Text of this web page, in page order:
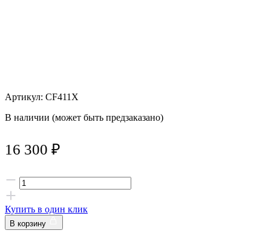
Артикул: CF411X
В наличии (может быть предзаказано)
16 300 ₽
Купить в один клик
В корзину